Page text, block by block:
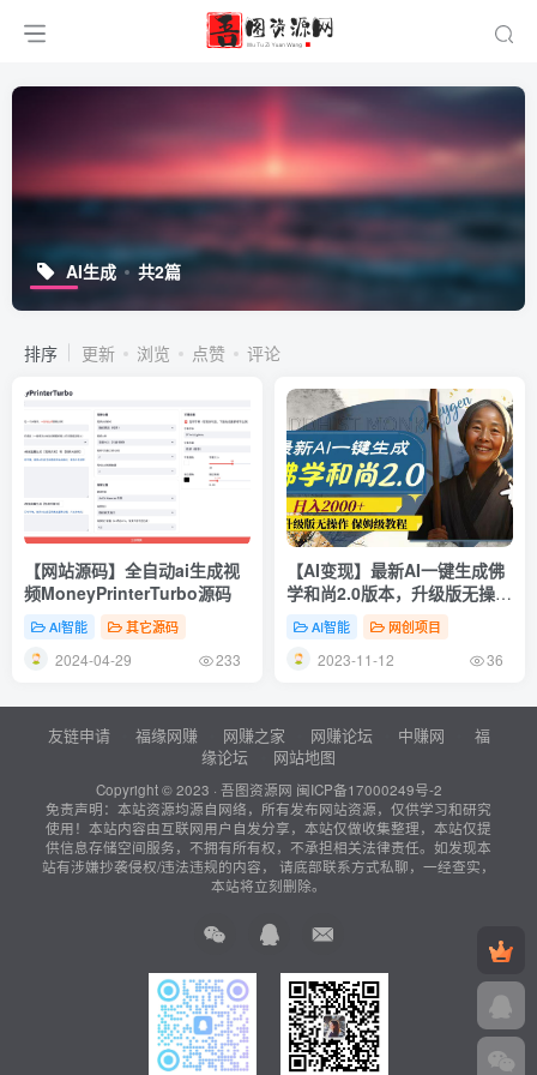
AI生成 共2篇
排序 更新 浏览 点赞 评论
【网站源码】全自动ai生成视
频MoneyPrinterTurbo源码
AI智能 其它源码
2024-04-29 233
【AI变现】最新AI一键生成佛
学和尚2.0版本，升级版无操
作，日入2000+
AI智能 网创项目
2023-11-12 36
友链申请 福缘网赚 网赚之家 网赚论坛 中赚网
福
缘论坛
网站地图
Copyright © 2023 · 吾图资源网 闽ICP备17000249号-2
免责声明：本站资源均源自网络，所有发布网站资源，仅供学习和研究
使用！本站内容由互联网用户自发分享，本站仅做收集整理，本站仅提
供信息存储空间服务，不拥有所有权，不承担相关法律责任。如发现本
站有涉嫌抄袭侵权/违法违规的内容， 请底部联系方式私聊，一经查实，
本站将立刻删除。